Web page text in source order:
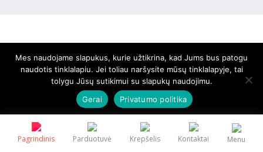
Pagrindinis Parduotuvė Krepšelis Kontaktai Menu
Mes naudojame slapukus, kurie užtikrina, kad Jums bus patogu
naudotis tinklalapiu. Jei toliau naršysite mūsų tinklalapyje, tai
tolygu Jūsų sutikimui su slapukų naudojimu.
Gerai
Privatumo politika